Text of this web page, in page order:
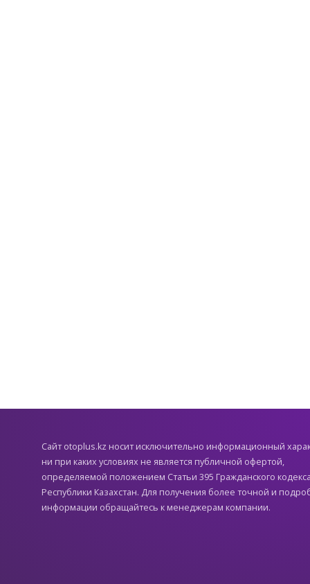
Cайт otoplus.kz носит исключительно информационный
ни при каких условиях не является публичной офертой,
определяемой положением Статьи 395 Гражданского
Республики Казахстан. Для получения более точной и
информации обращайтесь к менеджерам компании.